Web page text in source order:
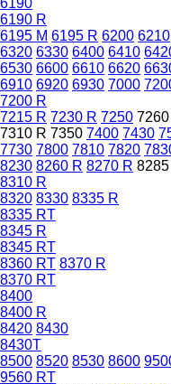
6190 R
6195 M 6195 R 6200 6210
6320 6330 6400 6410
6530 6600 6610 6620
6910 6920 6930 7000
7200 R
7215 R 7230 R 7250 7260
7310 R 7350 7400 7430
7730 7800 7810 7820
8230 8260 R 8270 R 8285
8310 R
8320 8330 8335 R
8335 RT
8345 R
8345 RT
8360 RT 8370 R
8370 RT
8400
8400 R
8420 8430
8430T
8500 8520 8530 8600
9560 RT